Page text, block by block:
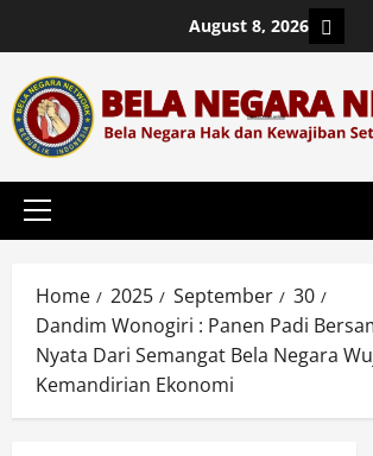
content
August 8, 2026 Login
Primary
Home 2025 September
30
Dandim Wonogiri : Panen Padi
Nyata Dari Semangat Bela Negara
Kemandirian Ekonomi